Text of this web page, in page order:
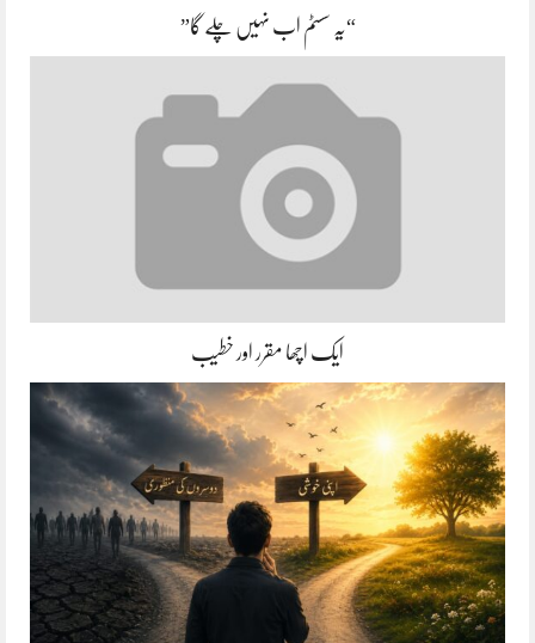
“یہ سسٹم اب نہیں چلے گا”
ایک اچھا مقرر اور خطیب